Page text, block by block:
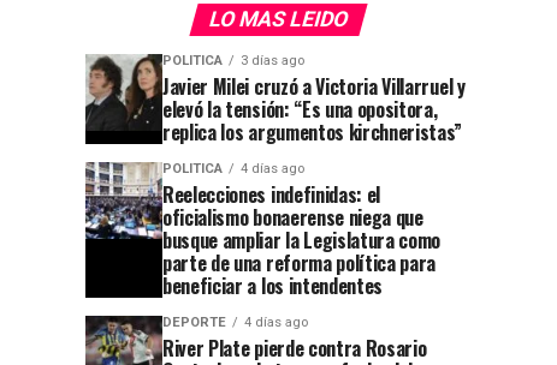
LO MAS LEIDO
POLITICA 3 días ago
Javier Milei cruzó a Victoria Villarruel y
elevó la tensión: “Es una opositora,
replica los argumentos kirchneristas”
POLITICA 4 días ago
Reelecciones indefinidas: el
oficialismo bonaerense niega que
busque ampliar la Legislatura como
parte de una reforma política para
beneficiar a los intendentes
DEPORTE 4 días ago
River Plate pierde contra Rosario